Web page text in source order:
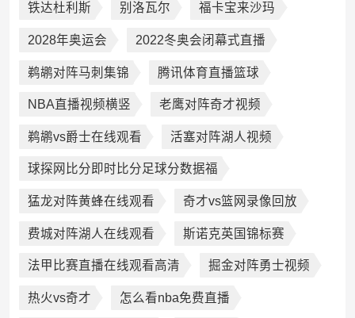
铁达杜利斯 别洛瓦尔 福卡宝来沙玛
2028年奥运会 2022冬奥会闭幕式直播
鹈鹕对阵马刺集锦 腾讯体育直播篮球
NBA直播视频横竖 老鹰对阵奇才视频
鹈鹕vs爵士在线观看 活塞对阵湖人视频
球探网比分即时比分足球分数据福
猛龙对阵黄蜂在线观看 奇才vs篮网录像回放
费城对阵湖人在线观看 斯诺克英国锦标赛
法甲比赛直播在线观看高清 掘金对阵勇士视频
热火vs奇才 怎么看nba免费直播